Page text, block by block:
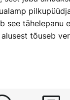
see tähelepanu
tõuseb